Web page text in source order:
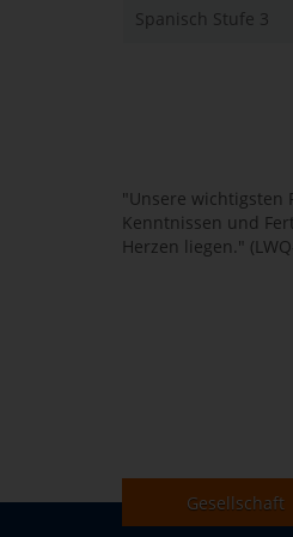
Spanisch Stufe 3
"Unsere wichtigsten
Kenntnissen und
Herzen liegen."
Gesellschaft